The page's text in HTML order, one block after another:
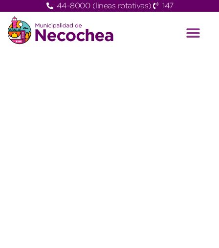
44-8000 (lineas rotativas) 147